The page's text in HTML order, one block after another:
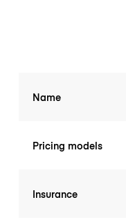
Name
Pricing models
Insurance